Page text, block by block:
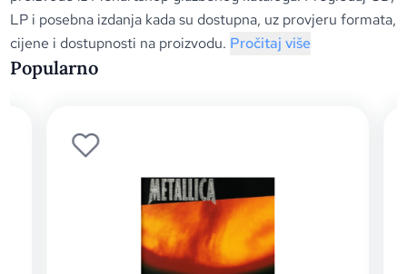
LP i posebna izdanja kada su dostupna, uz provjeru formata,
cijene i dostupnosti na proizvodu. Pročitaj više
Popularno